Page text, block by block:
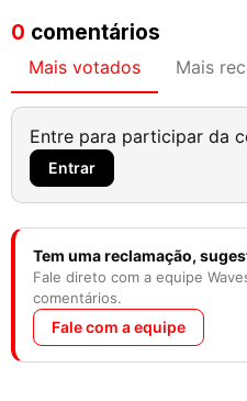
0 comentários
Mais votados Mais
Entre para participar da
Entrar
Tem uma reclamação,
Fale direto com a equipe
comentários.
Fale com a equipe